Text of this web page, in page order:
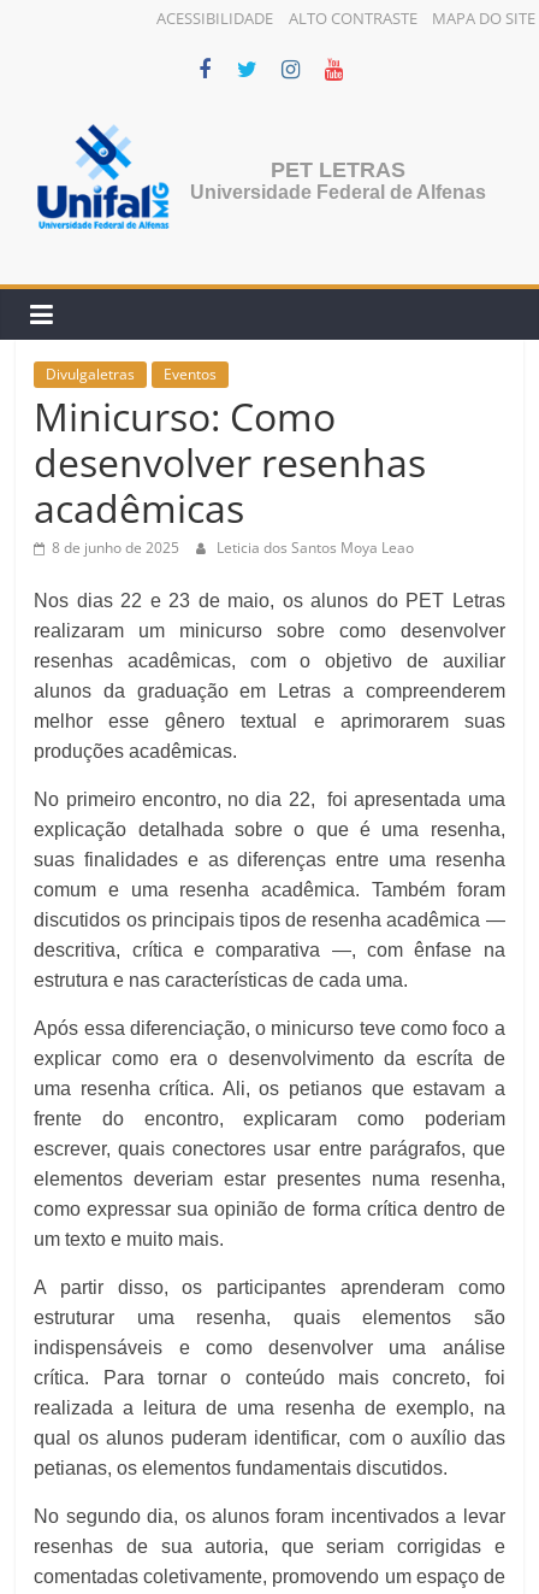
ACESSIBILIDADE ALTO CONTRASTE MAPA DO SITE
conteúdo
PET LETRAS
Universidade Federal de Alfenas
Divulgaletras Eventos
Minicurso: Como
desenvolver resenhas
acadêmicas
8 de junho de 2025 Leticia dos Santos Moya Leao
Nos dias 22 e 23 de maio, os alunos do PET Letras
realizaram um minicurso sobre como desenvolver
resenhas acadêmicas, com o objetivo de auxiliar
alunos da graduação em Letras a compreenderem
melhor esse gênero textual e aprimorarem suas
produções acadêmicas.
No primeiro encontro, no dia 22, foi apresentada uma
explicação detalhada sobre o que é uma resenha,
suas finalidades e as diferenças entre uma resenha
comum e uma resenha acadêmica. Também foram
discutidos os principais tipos de resenha acadêmica —
descritiva, crítica e comparativa —, com ênfase na
estrutura e nas características de cada uma.
Após essa diferenciação, o minicurso teve como foco a
explicar como era o desenvolvimento da escríta de
uma resenha crítica. Ali, os petianos que estavam a
frente do encontro, explicaram como poderiam
escrever, quais conectores usar entre parágrafos, que
elementos deveriam estar presentes numa resenha,
como expressar sua opinião de forma crítica dentro de
um texto e muito mais.
A partir disso, os participantes aprenderam como
estruturar uma resenha, quais elementos são
indispensáveis e como desenvolver uma análise
crítica. Para tornar o conteúdo mais concreto, foi
realizada a leitura de uma resenha de exemplo, na
qual os alunos puderam identificar, com o auxílio das
petianas, os elementos fundamentais discutidos.
No segundo dia, os alunos foram incentivados a levar
resenhas de sua autoria, que seriam corrigidas e
comentadas coletivamente, promovendo um espaço de